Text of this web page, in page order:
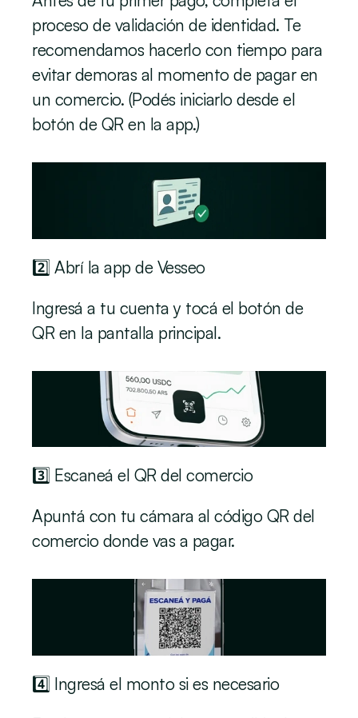
proceso de validación de identidad. Te
recomendamos hacerlo con tiempo para
evitar demoras al momento de pagar en
un comercio. (Podés iniciarlo desde el
botón de QR en la app.)
2️⃣ Abrí la app de Vesseo
Ingresá a tu cuenta y tocá el botón de
QR en la pantalla principal.
3️⃣ Escaneá el QR del comercio
Apuntá con tu cámara al código QR del
comercio donde vas a pagar.
4️⃣ Ingresá el monto si es necesario